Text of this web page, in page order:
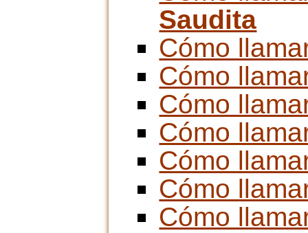
Saudita
Cómo
Cómo
Cómo
Cómo
Cómo
Cómo
Cómo